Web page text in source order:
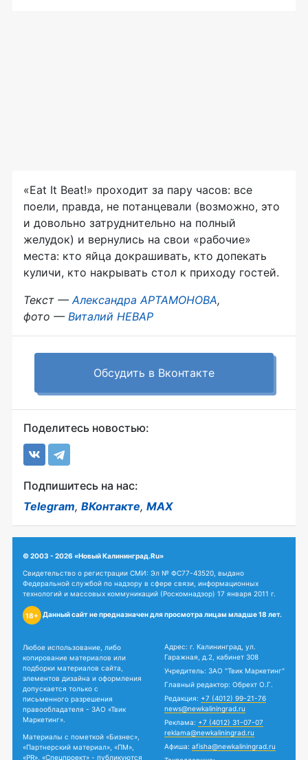
«Eat It Beat!» проходит за пару часов: все
поели, правда, не потанцевали (возможно, это
и довольно затруднительно на полный
желудок) и вернулись на свои «рабочие»
места: кто яйца докрашивать, кто допекать
куличи, кто накрывать стол к приходу гостей.
Текст —Александра АРТАМОНОВА,
фото — Виталий НЕВАР
Обсудить в Вконтакте
Поделитесь новостью:
Подпишитесь на нас:
Telegram, ВКонтакте, MAX
© 2003 - 2026 «Новый Калининград.Ru»
Свидетельство о регистрации СМИ: Эл № ФС77-43520, выдано
Федеральной службой по надзору в сфере связи, информационных
технологий и массовых коммуникаций (Роскомнадзор) 17 января 2011 г.
18+ Данный сайт не предназначен для просмотра лицам младше 18 лет.
Любое использование, либо
копирование материалов или
подборки материалов сайта,
элементов дизайна и оформления
допускается только с
письменного разрешения
правообладателя - ЗАО «Твик
Маркетинг».
Материалы с пометкой «Бизнес»,
«Партнерский материал», «ПМ»,
«PR», «Спецпроект» - публикуются
Адрес: г. Калининград, ул.
Гаражная, д.2, кабинет 308
Учредитель: ЗАО "Твик Маркетинг"
Главный редактор: Обрехт О.Г.
Редакция: +7 (4012) 99-21-76
news@newkaliningrad.ru
Реклама: +7 (4012) 31-07-07
reklama@newkaliningrad.ru
Афиша: afisha@newkaliningrad.ru